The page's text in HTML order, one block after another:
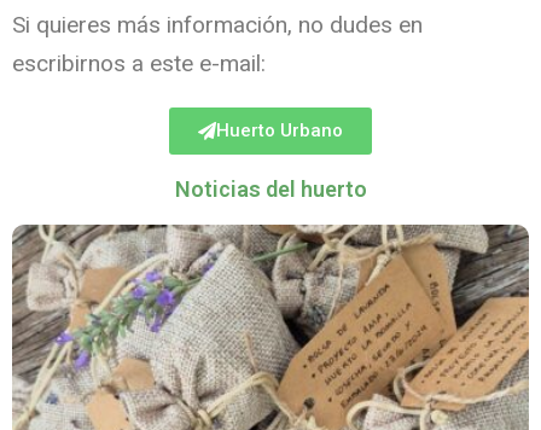
Si quieres más información, no dudes en
escribirnos a este e-mail:
Huerto Urbano
Noticias del huerto